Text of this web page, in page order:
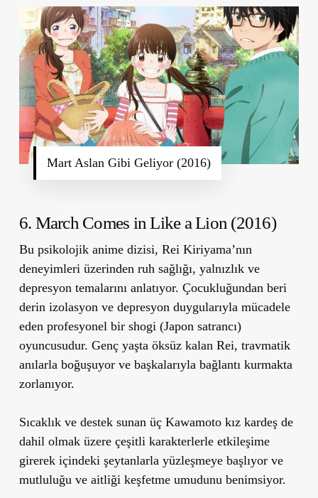
Mart Aslan Gibi Geliyor (2016)
6. March Comes in Like a Lion (2016)
Bu psikolojik anime dizisi, Rei Kiriyama’nın
deneyimleri üzerinden ruh sağlığı, yalnızlık ve
depresyon temalarını anlatıyor. Çocukluğundan beri
derin izolasyon ve depresyon duygularıyla mücadele
eden profesyonel bir shogi (Japon satrancı)
oyuncusudur. Genç yaşta öksüz kalan Rei, travmatik
anılarla boğuşuyor ve başkalarıyla bağlantı kurmakta
zorlanıyor.
Sıcaklık ve destek sunan üç Kawamoto kız kardeş de
dahil olmak üzere çeşitli karakterlerle etkileşime
girerek içindeki şeytanlarla yüzleşmeye başlıyor ve
mutluluğu ve aitliği keşfetme umudunu benimsiyor.